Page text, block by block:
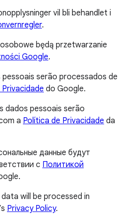
vil bli behandlet i
.
będą przetwarzanie
Google.
pessoais serão processados de
do Google.
dados pessoais serão
a Política de Privacidade da
данные будут
с Политикой
will be processed in
Privacy Policy.